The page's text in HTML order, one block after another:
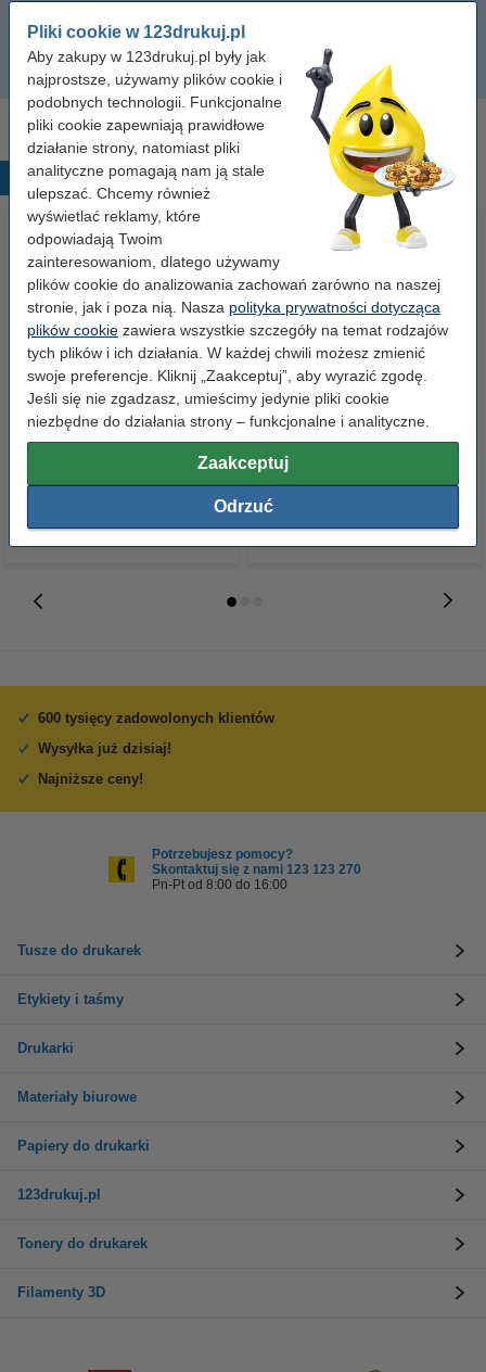
Pliki cookie w 123drukuj.pl
Aby zakupy w 123drukuj.pl były jak
najprostsze, używamy plików cookie i
podobnych technologii. Funkcjonalne
pliki cookie zapewniają prawidłowe
działanie strony, natomiast pliki
analityczne pomagają nam ją stale
ulepszać. Chcemy również
wyświetlać reklamy, które
odpowiadają Twoim
zainteresowaniom, dlatego używamy
plików cookie do analizowania zachowań zarówno na naszej
stronie, jak i poza nią. Nasza polityka prywatności dotycząca
plików cookie zawiera wszystkie szczegóły na temat rodzajów
tych plików i ich działania. W każdej chwili możesz zmienić
swoje preferencje. Kliknij „Zaakceptuj”, aby wyrazić zgodę.
Jeśli się nie zgadzasz, umieścimy jedynie pliki cookie
niezbędne do działania strony – funkcjonalne i analityczne.
Zaakceptuj
Odrzuć
Pędzelki do farb
Popularne produkty
Spinacze biurowe 33 mm
okrągłe (100 sztuk), 123drukuj
Baterie AAA LR03 123drukuj
Xtreme Power MN2400, 24
sztuki
600 tysięcy zadowolonych klientów
Wysyłka już dzisiaj!
Najniższe ceny!
Potrzebujesz pomocy?
Skontaktuj się z nami 123 123 270
Pn-Pt od 8:00 do 16:00
Tusze do drukarek
Etykiety i taśmy
Drukarki
Materiały biurowe
Papiery do drukarki
123drukuj.pl
Tonery do drukarek
Filamenty 3D